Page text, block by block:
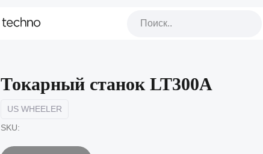
Помощь в
Токарный станок LT300A
US WHEELER
SKU: